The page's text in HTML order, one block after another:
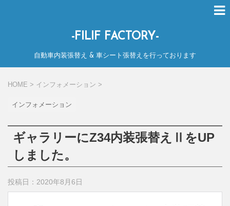
-FILIF FACTORY-
自動車内装張替え & 車シート張替えを行っております
HOME > インフォメーション >
インフォメーション
ギャラリーにZ34内装張替えⅡをUP
しました。
投稿日：2020年8月6日